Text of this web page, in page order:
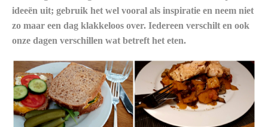
ideeën uit; gebruik het wel vooral als inspiratie en neem niet
zo maar een dag klakkeloos over. Iedereen verschilt en ook
onze dagen verschillen wat betreft het eten.